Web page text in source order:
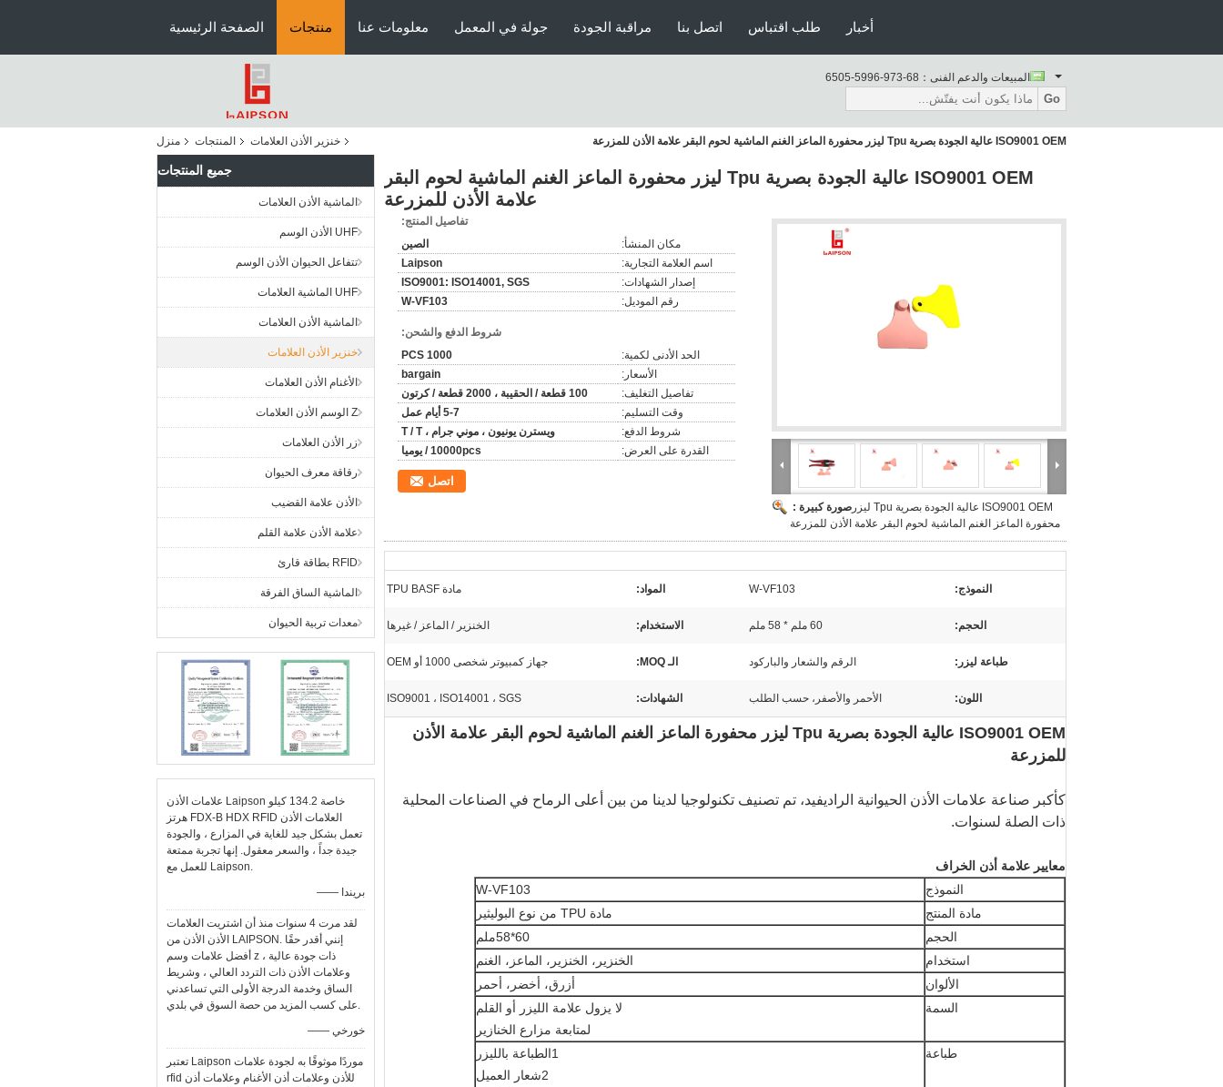
الصفحة الرئيسية منتجات معلومات عنا جولة في المعمل مراقبة الجودة اتصل بنا طلب اقتباس أخبار
المبيعات والدعم الفنى： 86-379-6995-5056
Go
منزل المنتجات خنزير الأذن العلامات ISO9001 OEM عالية الجودة بصرية Tpu ليزر محفورة الماعز الغنم الماشية لحوم البقر علامة الأذن للمزرعة
جميع المنتجات
الماشية الأذن العلامات
UHF الأذن الوسم
تتفاعل الحيوان الأذن الوسم
UHF الماشية العلامات
الماشية الأذن العلامات
خنزير الأذن العلامات
الأغنام الأذن العلامات
Z الوسم الأذن العلامات
زر الأذن العلامات
رقاقة معرف الحيوان
الأذن علامة القضيب
علامة الأذن علامة القلم
RFID بطاقة قارئ
الماشية الساق الفرقة
معدات تربية الحيوان
علامات الأذن Laipson خاصة 134.2 كيلو
هرتز FDX-B HDX RFID العلامات الأذن
تعمل بشكل جيد للغاية في المزارع ، والجودة
جيدة جداً ، والسعر معقول. إنها تجربة ممتعة
للعمل مع Laipson.
—— بريندا
لقد مرت 4 سنوات منذ أن اشتريت العلامات
الأذن الأذن من LAIPSON. إنني أقدر حقًا
أفضل علامات وسم z ذات جودة عالية ،
وعلامات الأذن ذات التردد العالي ، وشريط
الساق وخدمة الدرجة الأولى التي تساعدني
على كسب المزيد من حصة السوق في بلدي.
—— خورخي
تعتبر Laipson موردًا موثوقًا به لجودة علامات
rfid للأذن وعلامات أذن الأغنام وعلامات أذن
ISO9001 OEM عالية الجودة بصرية Tpu ليزر محفورة الماعز الغنم الماشية لحوم البقر
علامة الأذن للمزرعة
صورة كبيرة : ISO9001 OEM عالية الجودة بصرية Tpu ليزر
محفورة الماعز الغنم الماشية لحوم البقر علامة الأذن للمزرعة
تفاصيل المنتج:
مكان المنشأ:
الصين
اسم العلامة التجارية:
Laipson
إصدار الشهادات:
ISO9001: ISO14001, SGS
رقم الموديل:
W-VF103
شروط الدفع والشحن:
الحد الأدنى لكمية:
1000 PCS
الأسعار:
bargain
تفاصيل التغليف:
100 قطعة / الحقيبة ، 2000 قطعة / كرتون
وقت التسليم:
5-7 أيام عمل
شروط الدفع:
ويسترن يونيون ، موني جرام ، T / T
القدرة على العرض:
10000pcs / يوميا
اتصل
النموذج: W-VF103 المواد: مادة TPU BASF
الحجم: 60 ملم * 58 ملم الاستخدام: الخنزير / الماعز / غيرها
طباعة ليزر: الرقم والشعار والباركود الـ MOQ: جهاز كمبيوتر شخصى 1000 أو OEM
اللون: الأحمر والأصفر، حسب الطلب الشهادات: ISO9001 ، ISO14001 ، SGS
ISO9001 OEM عالية الجودة بصرية Tpu ليزر محفورة الماعز الغنم الماشية لحوم البقر علامة الأذن
للمزرعة
كأكبر صناعة علامات الأذن الحيوانية الراديفيد، تم تصنيف تكنولوجيا لدينا من بين أعلى الرماح في الصناعات المحلية
ذات الصلة لسنوات.
معايير علامة أذن الخراف
النموذج
W-VF103
مادة المنتج
مادة TPU من نوع البوليثير
الحجم
60*58ملم
استخدام
الخنزير، الخنزير، الماعز، الغنم
الألوان
أزرق، أخضر، أحمر
السمة
لا يزول علامة الليزر أو القلم
لمتابعة مزارع الخنازير
طباعة
1الطباعة بالليزر
2شعار العميل